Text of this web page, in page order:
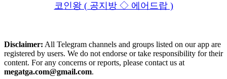
코인왕 ( 공지방 ◇ 에어드랍 )
Disclaimer: All Telegram channels and groups listed on our app are
registered by users. We do not endorse or take responsibility for their
content. For any concerns or reports, please contact us at
megatga.com@gmail.com.